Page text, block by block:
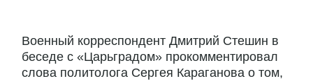
Военный корреспондент Дмитрий Стешин в
беседе с «Царьградом» прокомментировал
слова политолога Сергея Караганова о том,